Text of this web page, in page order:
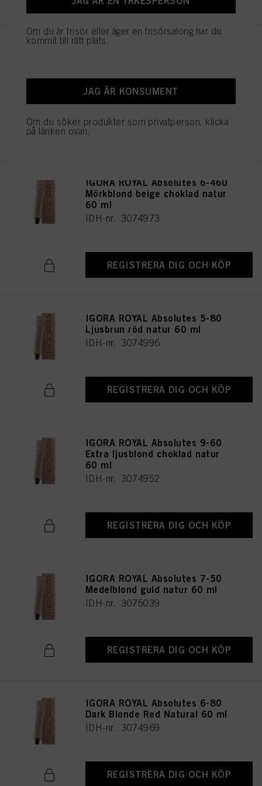
IGORA ROYAL Absolutes 8-140
REGISTRERA DIG OCH KÖP
IGORA ROYAL Absolutes 6-460
Mörkblond beige choklad natur
60 ml
IDH-nr. 3074973
REGISTRERA DIG OCH KÖP
IGORA ROYAL Absolutes 5-80
Ljusbrun röd natur 60 ml
IDH-nr. 3074996
REGISTRERA DIG OCH KÖP
IGORA ROYAL Absolutes 9-60
Extra ljusblond choklad natur
60 ml
IDH-nr. 3074952
REGISTRERA DIG OCH KÖP
IGORA ROYAL Absolutes 7-50
Medelblond guld natur 60 ml
IDH-nr. 3075039
REGISTRERA DIG OCH KÖP
IGORA ROYAL Absolutes 6-80
Dark Blonde Red Natural 60 ml
IDH-nr. 3074969
REGISTRERA DIG OCH KÖP
Om du är frisör eller äger en frisörsalong har du
kommit till rätt plats.
JAG ÄR KONSUMENT
Om du söker produkter som privatperson, klicka
på länken ovan.